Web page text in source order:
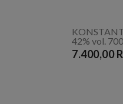
42% vol.
7.400,00